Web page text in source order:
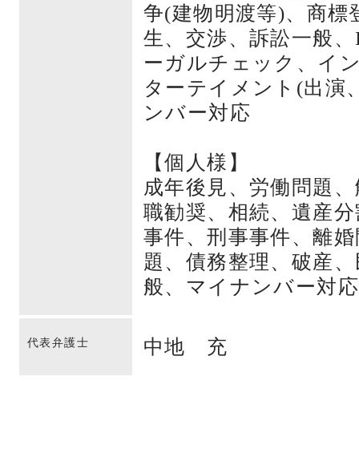
争(建物明渡等)、商標
生、交渉、訴訟一般
ーガルチェック、イ
ターテイメント(出演
ンバー対応
【個人様】
成年後見、労働問題
職勧奨、相続、遺産
事件、刑事事件、離
題、債務整理、破産
般、マイナンバー対応
代表弁護士 中地 充